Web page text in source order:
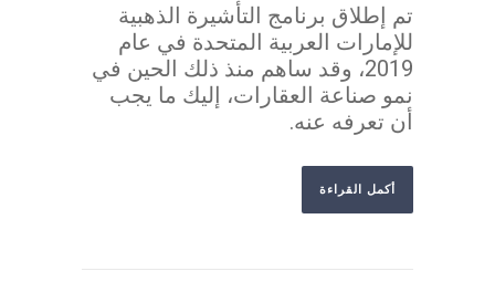
تم إطلاق برنامج التأشيرة الذهبية
للإمارات العربية المتحدة في عام
2019، وقد ساهم منذ ذلك الحين في
نمو صناعة العقارات، إليك ما يجب
أن تعرفه عنه.
أكمل القراءة